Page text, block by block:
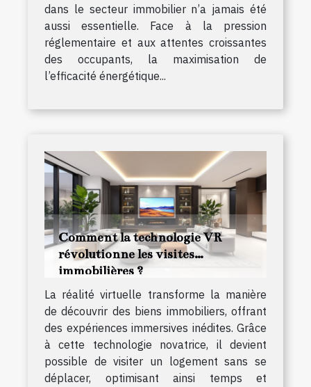
dans le secteur immobilier n’a jamais été
aussi essentielle. Face à la pression
réglementaire et aux attentes croissantes
des occupants, la maximisation de
l’efficacité énergétique...
Comment la technologie VR
révolutionne les visites
immobilières ?
La réalité virtuelle transforme la manière
de découvrir des biens immobiliers, offrant
des expériences immersives inédites. Grâce
à cette technologie novatrice, il devient
possible de visiter un logement sans se
déplacer, optimisant ainsi temps et